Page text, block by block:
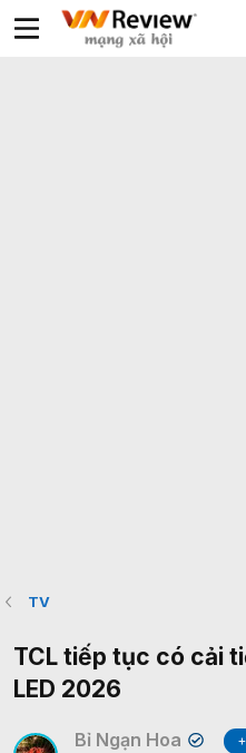
TV
TCL tiếp tục có cải
LED 2026
Bỉ Ngạn Hoa ✔